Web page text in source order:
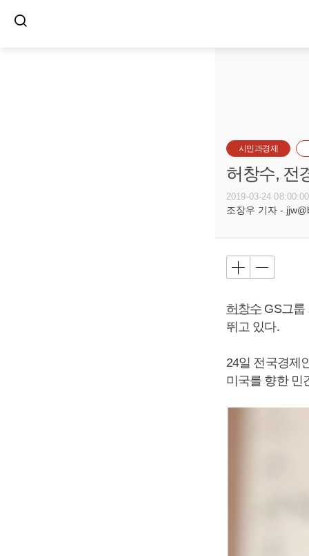
시민과경제
허창수, 전
2019-03-24 08:00:00
조장우 기자 -
허창수 GS그룹
뛰고 있다.
24일 전국경제
미국를 향한 민